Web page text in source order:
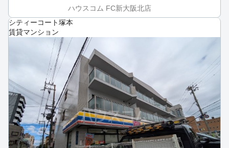
ハウスコム FC新大阪北店
シティーコート塚本
賃貸マンション